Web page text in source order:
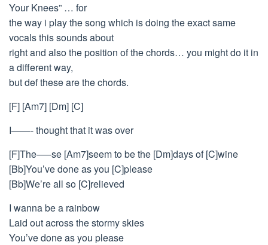
Your Knees” … for
the way i play the song which is doing the exact same
vocals this sounds about
right and also the position of the chords… you might do it in
a different way,
but def these are the chords.
[F] [Am7] [Dm] [C]
I——- thought that it was over
[F]The—–se [Am7]seem to be the [Dm]days of [C]wine
[Bb]You’ve done as you [C]please
[Bb]We’re all so [C]relieved
I wanna be a rainbow
Laid out across the stormy skies
You’ve done as you please